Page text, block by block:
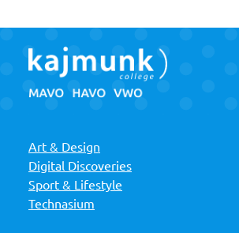
Art & Design
Digital Discoveries
Sport & Lifestyle
Technasium